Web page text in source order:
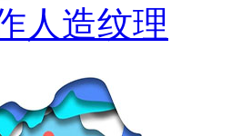
人造纹理